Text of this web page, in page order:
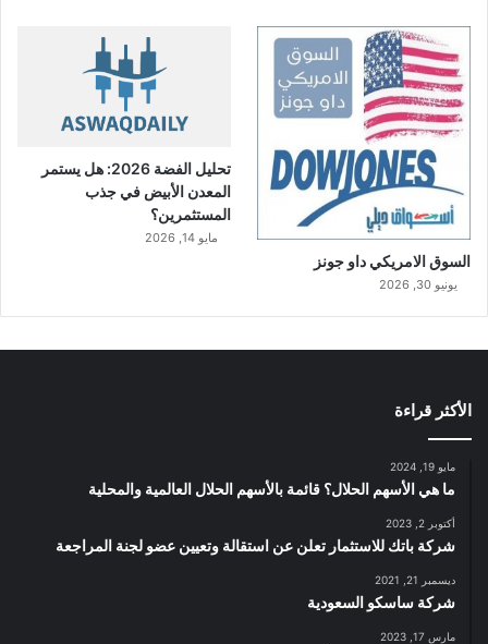
السوق الامريكي داو جونز
يونيو 30, 2026
تحليل الفضة 2026: هل يستمر
المعدن الأبيض في جذب
المستثمرين؟
مايو 14, 2026
الأكثر قراءة
مايو 19, 2024
ما هي الأسهم الحلال؟ قائمة بالأسهم الحلال العالمية والمحلية
أكتوبر 2, 2023
شركة باتك للاستثمار تعلن عن استقالة وتعيين عضو لجنة المراجعة
ديسمبر 21, 2021
شركة ساسكو السعودية
مارس 17, 2023